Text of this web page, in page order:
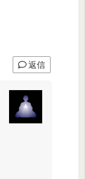
返信